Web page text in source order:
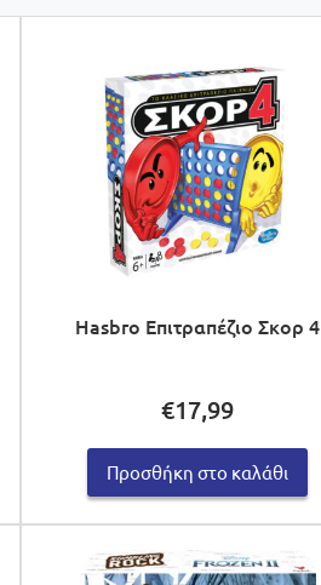
Hasbro Επιτραπέζιο Σκορ 4
€17,99
Προσθήκη στο καλάθι